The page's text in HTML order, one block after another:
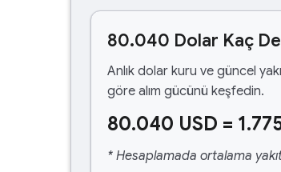
80.040 Dolar Kaç
Anlık dolar kuru ve güncel
göre alım gücünü keşfedin.
80.040 USD =
* Hesaplamada ortalama